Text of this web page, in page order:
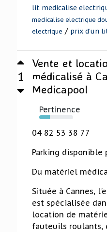
lit medicalise
medicalise electrique
electrique / prix d'un
1
Vente et
médicalisé à
Medicapool
Pertinence
32%
04 82 53 38 77
Parking disponible
Du matériel
Située à Cannes,
est spécialisée
location de
fauteuils roulants,